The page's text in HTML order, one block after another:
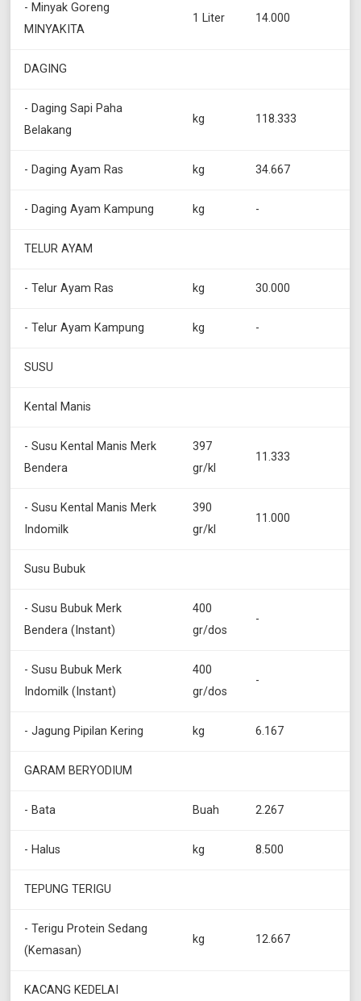
- Minyak Goreng
MINYAKITA
1 Liter 14.000
DAGING
- Daging Sapi Paha
Belakang
kg 118.333
- Daging Ayam Ras kg 34.667
- Daging Ayam Kampung kg -
TELUR AYAM
- Telur Ayam Ras kg 30.000
- Telur Ayam Kampung kg -
SUSU
Kental Manis
- Susu Kental Manis Merk
Bendera
397
gr/kl
11.333
- Susu Kental Manis Merk
Indomilk
390
gr/kl
11.000
Susu Bubuk
- Susu Bubuk Merk
Bendera (Instant)
400
gr/dos
-
- Susu Bubuk Merk
Indomilk (Instant)
400
gr/dos
-
- Jagung Pipilan Kering kg 6.167
GARAM BERYODIUM
- Bata Buah 2.267
- Halus kg 8.500
TEPUNG TERIGU
- Terigu Protein Sedang
(Kemasan)
kg 12.667
KACANG KEDELAI